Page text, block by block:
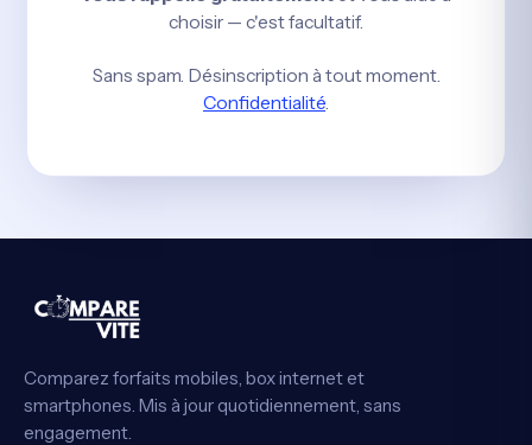
choisir — c'est facultatif.
Sans spam. Désinscription à tout moment.
Confidentialité.
Comparez forfaits mobiles, box internet et
smartphones. Mis à jour quotidiennement, sans
engagement.